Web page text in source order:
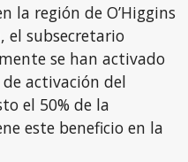
la región de O’Higgins
el subsecretario
se han activado
activación del
el 50% de la
este beneficio en la